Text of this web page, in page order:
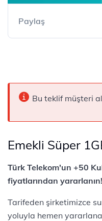
Paylaş
Bu teklif müşteri
Emekli Süper
​​​​​​Türk Telekom'un +50
fiyatlarından yararlanın!
Tarifeden şirketimizce
yoluyla hemen